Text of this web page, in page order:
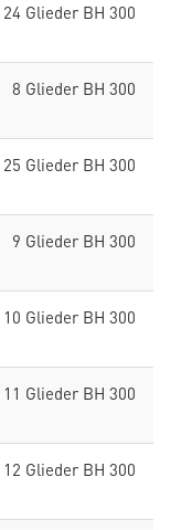
24 Glieder BH 300
8 Glieder BH 300
25 Glieder BH 300
9 Glieder BH 300
10 Glieder BH 300
11 Glieder BH 300
12 Glieder BH 300